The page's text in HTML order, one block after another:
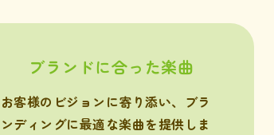
ブランドに合った楽曲
お客様のビジョンに寄り添い、ブラ
ンディングに最適な楽曲を提供しま